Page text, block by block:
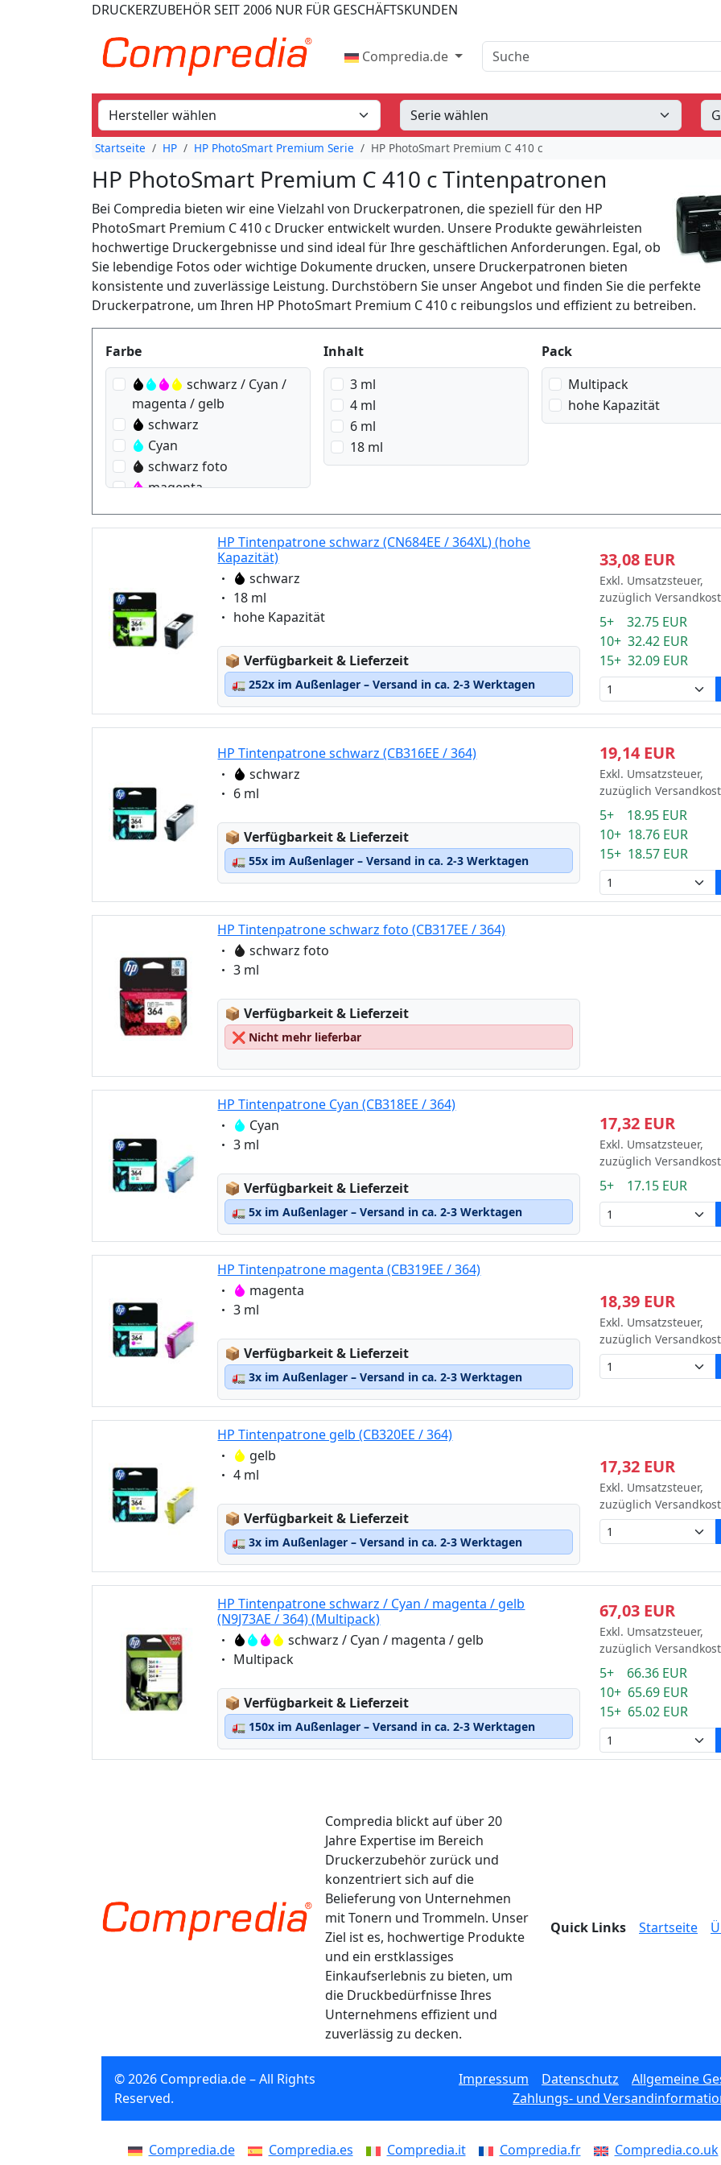
DRUCKERZUBEHÖRSEIT 2006 NUR FÜR GESCHÄFTSKUNDEN
Compredia.de Suche
Startseite HP HP PhotoSmart Premium Serie HP PhotoSmart Premium C 410 c
HP PhotoSmart Premium C 410 c Tintenpatronen
Bei Compredia bieten wir eine Vielzahl von Druckerpatronen, die speziell für den HP
PhotoSmart Premium C 410 c Drucker entwickelt wurden. Unsere Produkte gewährleisten
hochwertige Druckergebnisse und sind ideal für Ihre geschäftlichen Anforderungen. Egal, ob
Sie lebendige Fotos oder wichtige Dokumente drucken, unsere Druckerpatronen bieten
konsistente und zuverlässige Leistung. Durchstöbern Sie unser Angebot und finden Sie die perfekte
Druckerpatrone, um Ihren HP PhotoSmart Premium C 410 c reibungslos und effizient zu betreiben.
Produktfilter
Farbe
schwarz / Cyan /
magenta / gelb
schwarz
Cyan
schwarz foto
magenta
Inhalt
3 ml
4 ml
6 ml
18 ml
Pack
Multipack
hohe Kapazität
HP Tintenpatrone schwarz (CN684EE / 364XL) (hohe
Kapazität)
Eigenschaft:
schwarz
Eigenschaft:
18 ml
Eigenschaft:
hohe Kapazität
📦Lagerstatus:
Verfügbarkeit & Lieferzeit
🚛 252x im Außenlager – Versand in ca. 2-3 Werktagen
33,08 EUR
Exkl. Umsatzsteuer,
zuzüglich
5+ 32.75 EUR
10+ 32.42 EUR
15+ 32.09 EUR
HP Tintenpatrone schwarz (CB316EE / 364)
Eigenschaft:
schwarz
Eigenschaft:
6 ml
📦Lagerstatus:
Verfügbarkeit & Lieferzeit
🚛 55x im Außenlager – Versand in ca. 2-3 Werktagen
19,14 EUR
Exkl. Umsatzsteuer,
zuzüglich
5+ 18.95 EUR
10+ 18.76 EUR
15+ 18.57 EUR
HP Tintenpatrone schwarz foto (CB317EE / 364)
Eigenschaft:
schwarz foto
Eigenschaft:
3 ml
📦Lagerstatus:
Verfügbarkeit & Lieferzeit
❌ Nicht mehr lieferbar
HP Tintenpatrone Cyan (CB318EE / 364)
Eigenschaft:
Cyan
Eigenschaft:
3 ml
📦Lagerstatus:
Verfügbarkeit & Lieferzeit
🚛 5x im Außenlager – Versand in ca. 2-3 Werktagen
17,32 EUR
Exkl. Umsatzsteuer,
zuzüglich
5+ 17.15 EUR
HP Tintenpatrone magenta (CB319EE / 364)
Eigenschaft:
magenta
Eigenschaft:
3 ml
📦Lagerstatus:
Verfügbarkeit & Lieferzeit
🚛 3x im Außenlager – Versand in ca. 2-3 Werktagen
18,39 EUR
Exkl. Umsatzsteuer,
zuzüglich
HP Tintenpatrone gelb (CB320EE / 364)
Eigenschaft:
gelb
Eigenschaft:
4 ml
📦Lagerstatus:
Verfügbarkeit & Lieferzeit
🚛 3x im Außenlager – Versand in ca. 2-3 Werktagen
17,32 EUR
Exkl. Umsatzsteuer,
zuzüglich
HP Tintenpatrone schwarz / Cyan / magenta / gelb
(N9J73AE / 364) (Multipack)
Eigenschaft:schwarz / Cyan / magenta / gelb
Eigenschaft:
Multipack
📦Lagerstatus:
Verfügbarkeit & Lieferzeit
🚛 150x im Außenlager – Versand in ca. 2-3 Werktagen
67,03 EUR
Exkl. Umsatzsteuer,
zuzüglich
5+ 66.36 EUR
10+ 65.69 EUR
15+ 65.02 EUR
Compredia blickt auf über 20
Jahre Expertise im Bereich
Druckerzubehör zurück und
konzentriert sich auf die
Belieferung von Unternehmen
mit Tonern und Trommeln. Unser
Ziel ist es, hochwertige Produkte
und ein erstklassiges
Einkaufserlebnis zu bieten, um
die Druckbedürfnisse Ihres
Unternehmens effizient und
zuverlässig zu decken.
Quick Links Startseite
© 2026 Compredia.de – All Rights
Reserved.
Impressum Datenschutz
Allgemeine
Zahlungs- und
Compredia.de Compredia.es Compredia.it Compredia.fr Compredia.co.uk